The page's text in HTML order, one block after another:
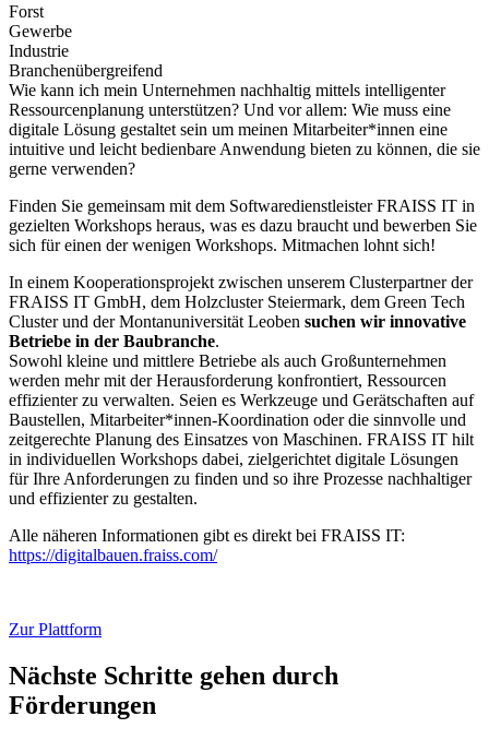
Forst
Gewerbe
Industrie
Branchenübergreifend
Wie kann ich mein Unternehmen nachhaltig mittels intelligenter
Ressourcenplanung unterstützen? Und vor allem: Wie muss eine
digitale Lösung gestaltet sein um meinen Mitarbeiter*innen eine
intuitive und leicht bedienbare Anwendung bieten zu können, die sie
gerne verwenden?
Finden Sie gemeinsam mit dem Softwaredienstleister FRAISS IT in
gezielten Workshops heraus, was es dazu braucht und bewerben Sie
sich für einen der wenigen Workshops. Mitmachen lohnt sich!
In einem Kooperationsprojekt zwischen unserem Clusterpartner der
FRAISS IT GmbH, dem Holzcluster Steiermark, dem Green Tech
Cluster und der Montanuniversität Leoben suchen wir innovative
Betriebe in der Baubranche.
Sowohl kleine und mittlere Betriebe als auch Großunternehmen
werden mehr mit der Herausforderung konfrontiert, Ressourcen
effizienter zu verwalten. Seien es Werkzeuge und Gerätschaften auf
Baustellen, Mitarbeiter*innen-Koordination oder die sinnvolle und
zeitgerechte Planung des Einsatzes von Maschinen. FRAISS IT hilt
in individuellen Workshops dabei, zielgerichtet digitale Lösungen
für Ihre Anforderungen zu finden und so ihre Prozesse nachhaltiger
und effizienter zu gestalten.
Alle näheren Informationen gibt es direkt bei FRAISS IT:
https://digitalbauen.fraiss.com/
Zur Plattform
Nächste Schritte gehen durch
Förderungen